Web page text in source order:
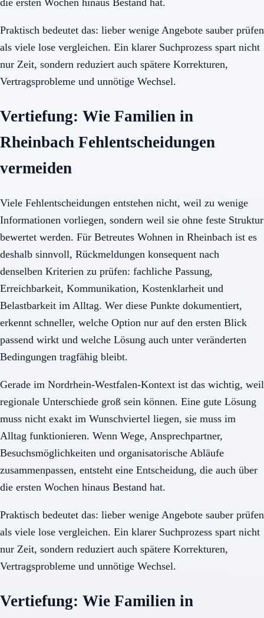
Praktisch bedeutet das: lieber wenige Angebote sauber prüfen
als viele lose vergleichen. Ein klarer Suchprozess spart nicht
nur Zeit, sondern reduziert auch spätere Korrekturen,
Vertragsprobleme und unnötige Wechsel.
Vertiefung: Wie Familien in
Rheinbach Fehlentscheidungen
vermeiden
Viele Fehlentscheidungen entstehen nicht, weil zu wenige
Informationen vorliegen, sondern weil sie ohne feste Struktur
bewertet werden. Für Betreutes Wohnen in Rheinbach ist es
deshalb sinnvoll, Rückmeldungen konsequent nach
denselben Kriterien zu prüfen: fachliche Passung,
Erreichbarkeit, Kommunikation, Kostenklarheit und
Belastbarkeit im Alltag. Wer diese Punkte dokumentiert,
erkennt schneller, welche Option nur auf den ersten Blick
passend wirkt und welche Lösung auch unter veränderten
Bedingungen tragfähig bleibt.
Gerade im Nordrhein-Westfalen-Kontext ist das wichtig, weil
regionale Unterschiede groß sein können. Eine gute Lösung
muss nicht exakt im Wunschviertel liegen, sie muss im
Alltag funktionieren. Wenn Wege, Ansprechpartner,
Besuchsmöglichkeiten und organisatorische Abläufe
zusammenpassen, entsteht eine Entscheidung, die auch über
die ersten Wochen hinaus Bestand hat.
Praktisch bedeutet das: lieber wenige Angebote sauber prüfen
als viele lose vergleichen. Ein klarer Suchprozess spart nicht
nur Zeit, sondern reduziert auch spätere Korrekturen,
Vertragsprobleme und unnötige Wechsel.
Vertiefung: Wie Familien in